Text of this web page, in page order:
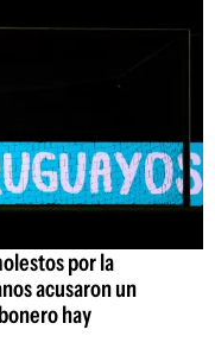
por la
acusaron un
hay